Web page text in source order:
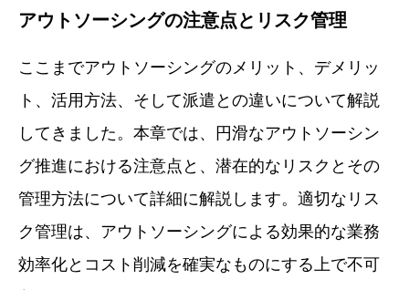
アウトソーシングの注意点とリスク管理
ここまでアウトソーシングのメリット、デメリッ
ト、活用方法、そして派遣との違いについて解説
してきました。本章では、円滑なアウトソーシン
グ推進における注意点と、潜在的なリスクとその
管理方法について詳細に解説します。適切なリス
ク管理は、アウトソーシングによる効果的な業務
効率化とコスト削減を確実なものにする上で不可